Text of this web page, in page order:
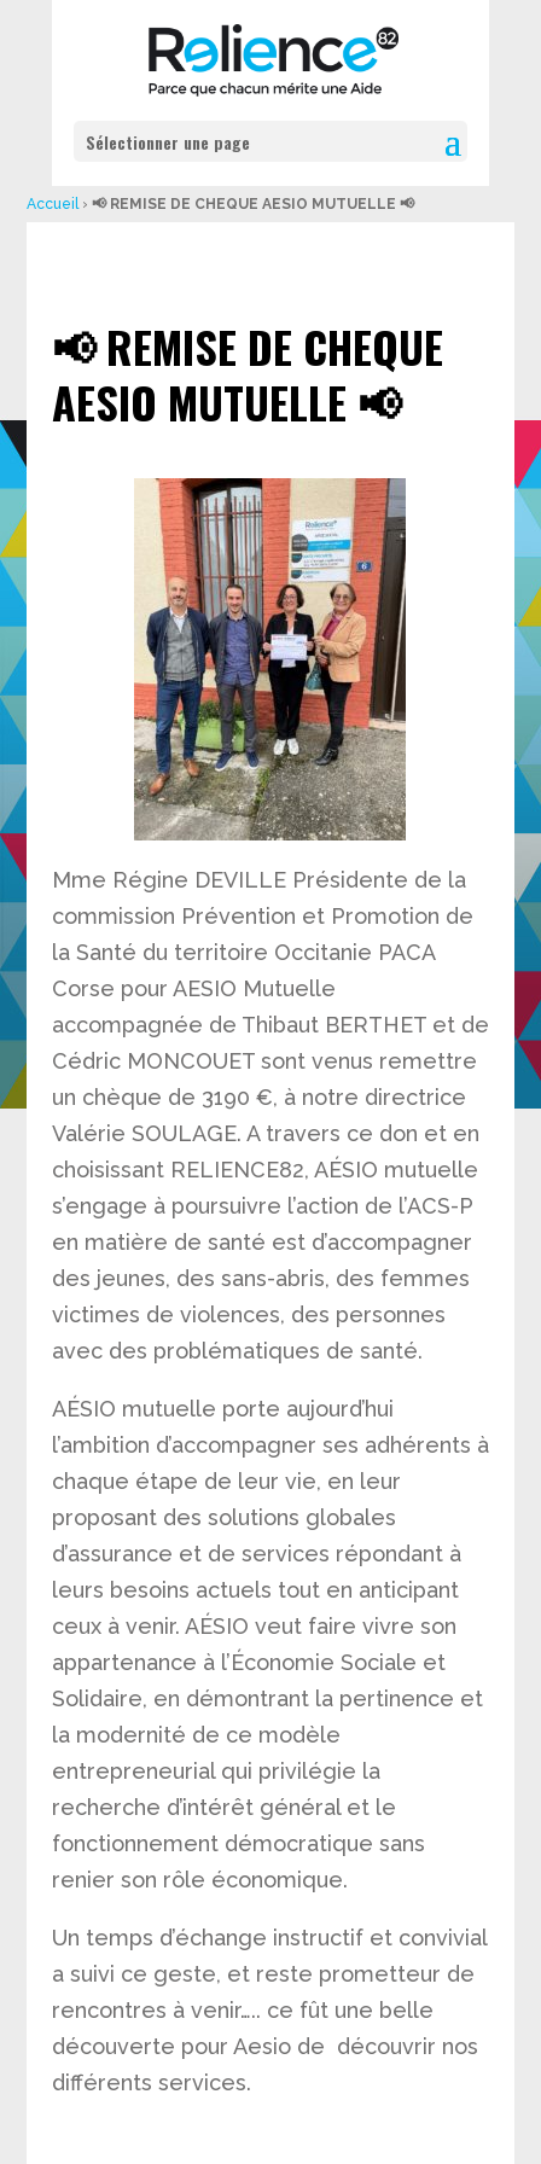
Sélectionner une page
Accueil›📢 REMISE DE CHEQUE AESIO MUTUELLE 📢
📢 REMISE DE CHEQUE
AESIO MUTUELLE 📢
Mme Régine DEVILLE Présidente de la
commission Prévention et Promotion de
la Santé du territoire Occitanie PACA
Corse pour AESIO Mutuelle
accompagnée de Thibaut BERTHET et de
Cédric MONCOUET sont venus remettre
un chèque de 3190 €, à notre directrice
Valérie SOULAGE. A travers ce don et en
choisissant RELIENCE82, AÉSIO mutuelle
s’engage à poursuivre l’action de l’ACS-P
en matière de santé est d’accompagner
des jeunes, des sans-abris, des femmes
victimes de violences, des personnes
avec des problématiques de santé.
AÉSIO mutuelle porte aujourd’hui
l’ambition d’accompagner ses adhérents à
chaque étape de leur vie, en leur
proposant des solutions globales
d’assurance et de services répondant à
leurs besoins actuels tout en anticipant
ceux à venir. AÉSIO veut faire vivre son
appartenance à l’Économie Sociale et
Solidaire, en démontrant la pertinence et
la modernité de ce modèle
entrepreneurial qui privilégie la
recherche d’intérêt général et le
fonctionnement démocratique sans
renier son rôle économique.
Un temps d’échange instructif et convivial
a suivi ce geste, et reste prometteur de
rencontres à venir….. ce fût une belle
découverte pour Aesio de découvrir nos
différents services.